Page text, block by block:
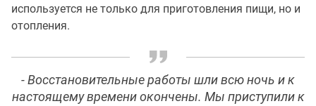
используется не только для приготовления пищи, но и
отопления.
- Восстановительные работы шли всю ночь и к
настоящему времени окончены. Мы приступили к